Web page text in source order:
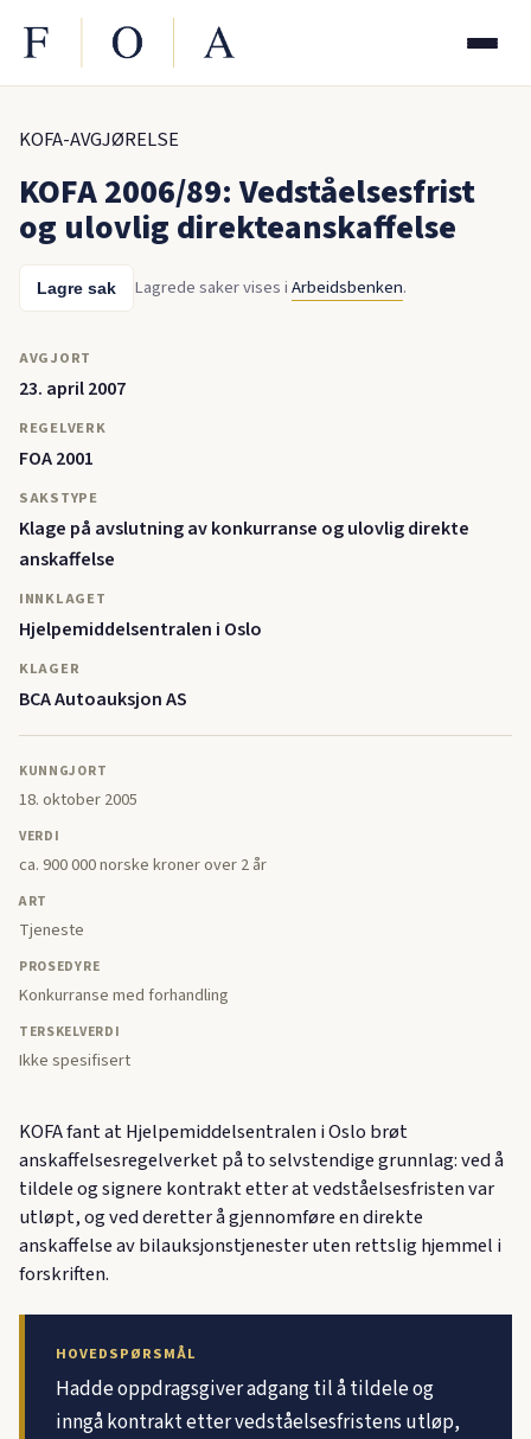
KOFA-AVGJØRELSE
KOFA 2006/89: Vedståelsesfrist
og ulovlig direkteanskaffelse
Lagre sak Lagrede saker vises iArbeidsbenken.
AVGJORT
23. april 2007
REGELVERK
FOA 2001
SAKSTYPE
Klage på avslutning av konkurranse og ulovlig direkte
anskaffelse
INNKLAGET
Hjelpemiddelsentralen i Oslo
KLAGER
BCA Autoauksjon AS
KUNNGJORT
18. oktober 2005
VERDI
ca. 900 000 norske kroner over 2 år
ART
Tjeneste
PROSEDYRE
Konkurranse med forhandling
TERSKELVERDI
Ikke spesifisert
KOFA fant at Hjelpemiddelsentralen i Oslo brøt
anskaffelsesregelverket på to selvstendige grunnlag: ved å
tildele og signere kontrakt etter at vedståelsesfristen var
utløpt, og ved deretter å gjennomføre en direkte
anskaffelse av bilauksjonstjenester uten rettslig hjemmel i
forskriften.
HOVEDSPØRSMÅL
Hadde oppdragsgiver adgang til å tildele og
inngå kontrakt etter vedståelsesfristens utløp,